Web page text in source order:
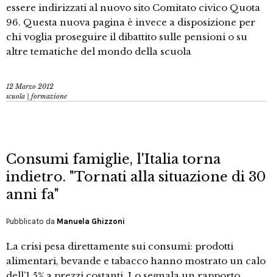
essere indirizzati al nuovo sito Comitato civico Quota
96. Questa nuova pagina è invece a disposizione per
chi voglia proseguire il dibattito sulle pensioni o su
altre tematiche del mondo della scuola
12 Marzo 2012
scuola | formazione
Consumi famiglie, l'Italia torna
indietro. "Tornati alla situazione di 30
anni fa"
Pubblicato da Manuela Ghizzoni
La crisi pesa direttamente sui consumi: prodotti
alimentari, bevande e tabacco hanno mostrato un calo